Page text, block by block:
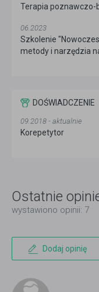
Terapia poznawczo-
06.2023
Szkolenie
metody i narzędzia
DOŚWIADCZENIE
09.2018 - aktualnie
Korepetytor
Ostatnie
wystawiono opinii: 7
Dodaj opinię